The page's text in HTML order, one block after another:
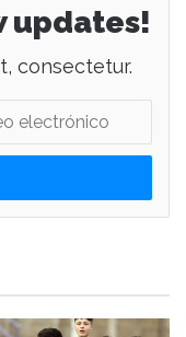
updates!
consectetur.